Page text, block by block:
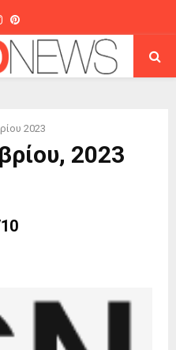
Instagram
Pinterest
2023
2023